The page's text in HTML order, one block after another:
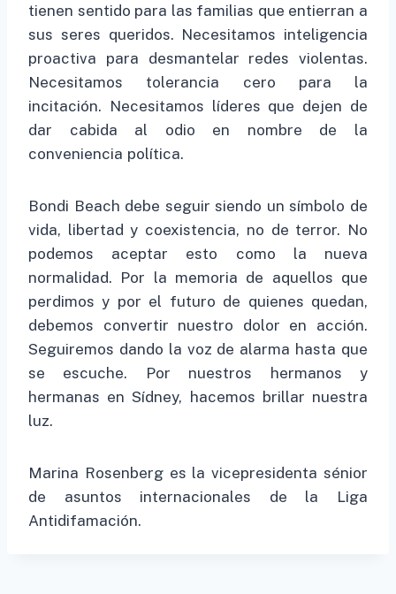
tienen sentido para las familias que entierran a
sus seres queridos. Necesitamos inteligencia
proactiva para desmantelar redes violentas.
Necesitamos tolerancia cero para la
incitación. Necesitamos líderes que dejen de
dar cabida al odio en nombre de la
conveniencia política.
Bondi Beach debe seguir siendo un símbolo de
vida, libertad y coexistencia, no de terror. No
podemos aceptar esto como la nueva
normalidad. Por la memoria de aquellos que
perdimos y por el futuro de quienes quedan,
debemos convertir nuestro dolor en acción.
Seguiremos dando la voz de alarma hasta que
se escuche. Por nuestros hermanos y
hermanas en Sídney, hacemos brillar nuestra
luz.
Marina Rosenberg es la vicepresidenta sénior
de asuntos internacionales de la Liga
Antidifamación.